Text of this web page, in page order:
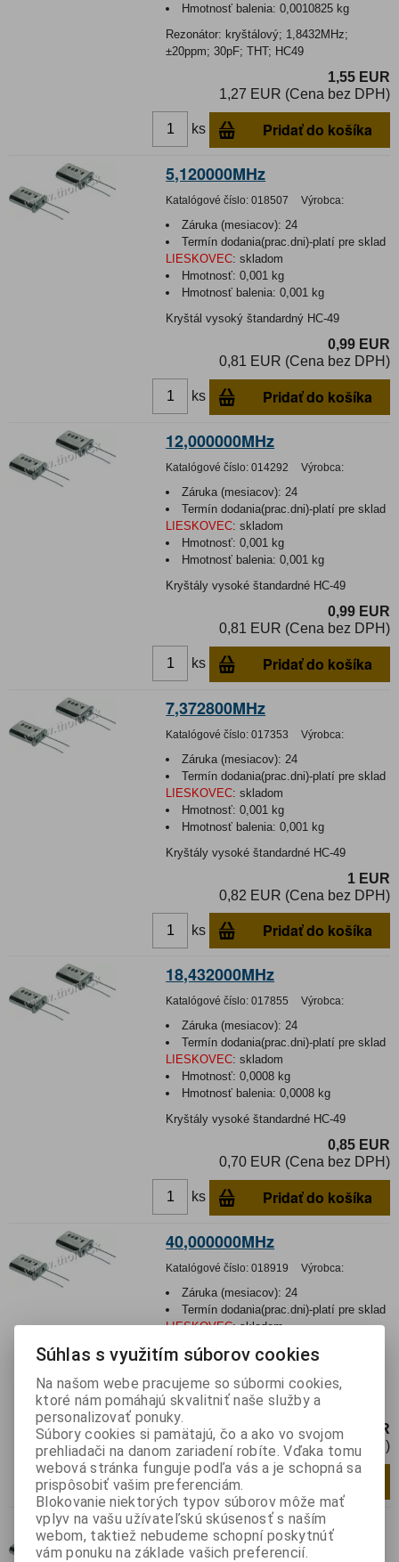
Hmotnosť balenia:0,0010825 kg
Rezonátor: kryštálový; 1,8432MHz;
±20ppm; 30pF; THT; HC49
1,55 EUR
1,27 EUR (Cena bez DPH)
ks Pridať do košíka
5,120000MHz
Katalógové číslo: 018507 Výrobca:
Záruka (mesiacov): 24
Termín dodania(prac.dni)-platí pre sklad
LIESKOVEC: skladom
Hmotnosť:0,001 kg
Hmotnosť balenia:0,001 kg
Kryštál vysoký štandardný HC-49
0,99 EUR
0,81 EUR (Cena bez DPH)
ks Pridať do košíka
12,000000MHz
Katalógové číslo: 014292 Výrobca:
Záruka (mesiacov): 24
Termín dodania(prac.dni)-platí pre sklad
LIESKOVEC: skladom
Hmotnosť:0,001 kg
Hmotnosť balenia:0,001 kg
Kryštály vysoké štandardné HC-49
0,99 EUR
0,81 EUR (Cena bez DPH)
ks Pridať do košíka
7,372800MHz
Katalógové číslo: 017353 Výrobca:
Záruka (mesiacov): 24
Termín dodania(prac.dni)-platí pre sklad
LIESKOVEC: skladom
Hmotnosť:0,001 kg
Hmotnosť balenia:0,001 kg
Kryštály vysoké štandardné HC-49
1 EUR
0,82 EUR (Cena bez DPH)
ks Pridať do košíka
18,432000MHz
Katalógové číslo: 017855 Výrobca:
Záruka (mesiacov): 24
Termín dodania(prac.dni)-platí pre sklad
LIESKOVEC: skladom
Hmotnosť:0,0008 kg
Hmotnosť balenia:0,0008 kg
Kryštály vysoké štandardné HC-49
0,85 EUR
0,70 EUR (Cena bez DPH)
ks Pridať do košíka
40,000000MHz
Katalógové číslo: 018919 Výrobca:
Záruka (mesiacov): 24
Termín dodania(prac.dni)-platí pre sklad
LIESKOVEC:skladom
Hmotnosť balenia:0,0008 kg
Rezonátor: kryštálový; 40MHz; ±30ppm;
16pF÷30pF; THT; HC49/U
0,99 EUR
0,81 EUR (Cena bez DPH)
ks Pridať do košíka
14,745600MHz
Katalógové číslo:019114 Výrobca:
Súhlas s využitím súborov cookies
Na našom webe pracujeme so súbormi cookies,
ktoré nám pomáhajú skvalitniť naše služby a
personalizovať ponuky.
Súbory cookies si pamätajú, čo a ako vo svojom
prehliadači na danom zariadení robíte. Vďaka tomu
webová stránka funguje podľa vás a je schopná sa
prispôsobiť vašim preferenciám.
Blokovanie niektorých typov súborov môže mať
vplyv na vašu užívateľskú skúsenosť s naším
webom, taktiež nebudeme schopní poskytnúť
vám ponuku na základe vašich preferencií.